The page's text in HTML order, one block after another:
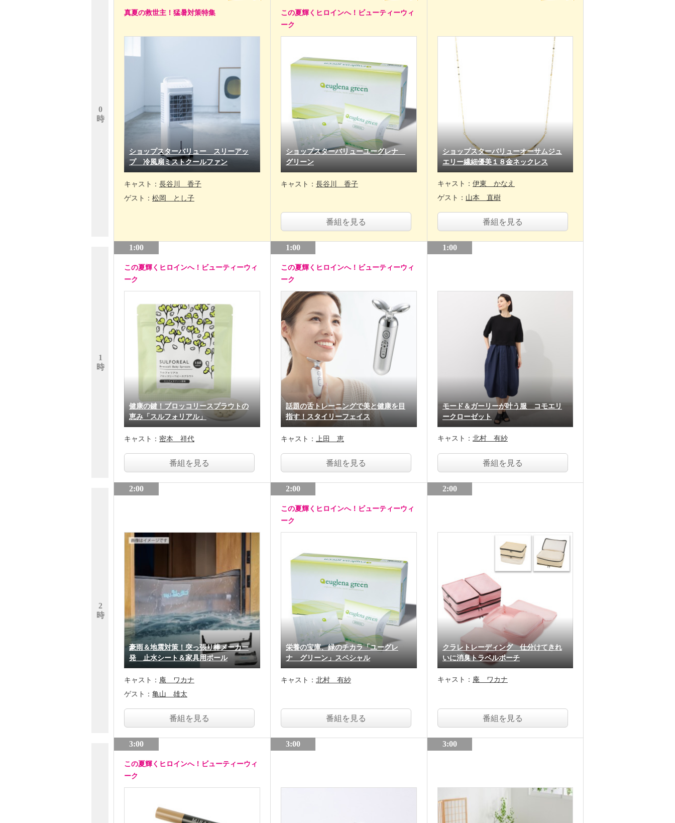
0
時
1
時
2
時
真夏の救世主！猛暑対策特集
ショップスターバリュー スリーアッ
プ 冷風扇ミストクールファン
キャスト： 長谷川 香子
ゲスト： 松岡 とし子
1:00
この夏輝くヒロインへ！ビューティーウィ
ーク
健康の鍵！ブロッコリースプラウトの
恵み「スルフォリアル」
キャスト： 密本 祥代
番組を見る
2:00
豪雨＆地震対策！突っ張り棒メーカー
発 止水シート＆家具用ポール
キャスト： 庵 ワカナ
ゲスト： 亀山 雄太
番組を見る
3:00
この夏輝くヒロインへ！ビューティーウィ
ーク
この夏輝くヒロインへ！ビューティーウィ
ーク
ショップスターバリューユーグレナ
グリーン
キャスト： 長谷川 香子
番組を見る
1:00
この夏輝くヒロインへ！ビューティーウィ
ーク
話題の舌トレーニングで美と健康を目
指す！スタイリーフェイス
キャスト： 上田 恵
番組を見る
2:00
この夏輝くヒロインへ！ビューティーウィ
ーク
栄養の宝庫、緑のチカラ「ユーグレ
ナ グリーン」スペシャル
キャスト： 北村 有紗
番組を見る
3:00
ショップスターバリューオーサムジュ
エリー繊細優美１８金ネックレス
キャスト： 伊東 かなえ
ゲスト： 山本 直樹
番組を見る
1:00
モード＆ガーリーが叶う服 コモエリ
ークローゼット
キャスト： 北村 有紗
番組を見る
2:00
クラレトレーディング 仕分けてきれ
いに消臭トラベルポーチ
キャスト： 庵 ワカナ
番組を見る
3:00